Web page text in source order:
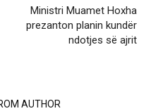
Ministri Muamet Hoxha
prezanton planin kundër
ndotjes së ajrit
AUTHOR